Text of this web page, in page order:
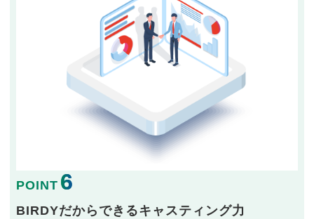
POINT 6
BIRDYだからできるキャスティング力